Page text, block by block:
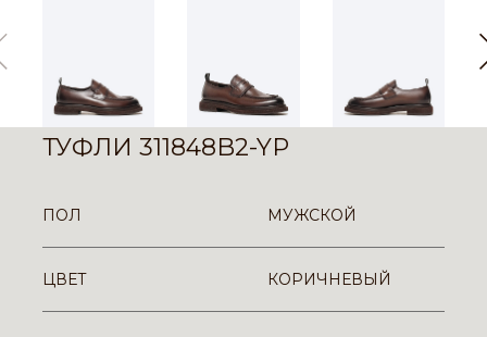
ТУФЛИ 311848B2-YP
ПОЛ МУЖСКОЙ
ЦВЕТ КОРИЧНЕВЫЙ